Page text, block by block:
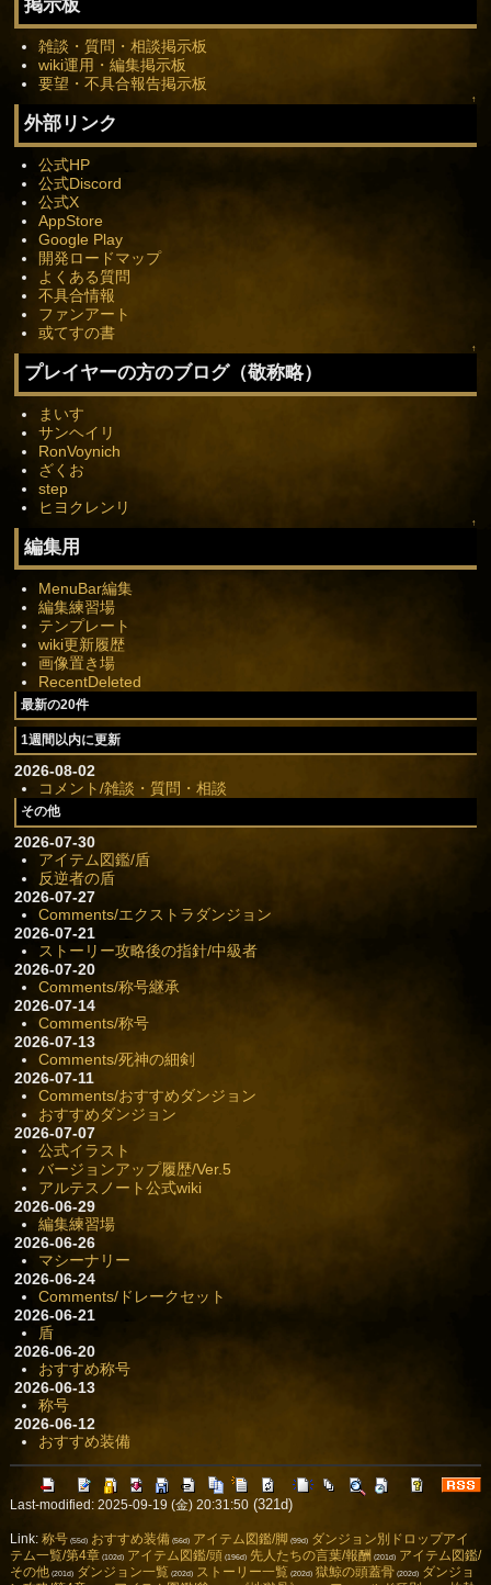
掲示板
雑談・質問・相談掲示板
wiki運用・編集掲示板
要望・不具合報告掲示板
↑
外部リンク
公式HP
公式Discord
公式X
AppStore
Google Play
開発ロードマップ
よくある質問
不具合情報
ファンアート
或てすの書
↑
プレイヤーの方のブログ（敬称略）
まいす
サンヘイリ
RonVoynich
ざくお
step
ヒヨクレンリ
↑
編集用
MenuBar編集
編集練習場
テンプレート
wiki更新履歴
画像置き場
RecentDeleted
最新の20件
1週間以内に更新
2026-08-02
コメント/雑談・質問・相談
その他
2026-07-30
アイテム図鑑/盾
反逆者の盾
2026-07-27
Comments/エクストラダンジョン
2026-07-21
ストーリー攻略後の指針/中級者
2026-07-20
Comments/称号継承
2026-07-14
Comments/称号
2026-07-13
Comments/死神の細剣
2026-07-11
Comments/おすすめダンジョン
おすすめダンジョン
2026-07-07
公式イラスト
バージョンアップ履歴/Ver.5
アルテスノート公式wiki
2026-06-29
編集練習場
2026-06-26
マシーナリー
2026-06-24
Comments/ドレークセット
2026-06-21
盾
2026-06-20
おすすめ称号
2026-06-13
称号
2026-06-12
おすすめ装備
Last-modified: 2025-09-19 (金) 20:31:50(321d)
Link: 称号(55d) おすすめ装備(56d) アイテム図鑑/脚 (99d) ダンジョン別ドロップアイ
テム一覧/第4章 (102d) アイテム図鑑/頭 (196d) 先人たちの言葉/報酬 (201d) アイテム図鑑/
その他(201d) ダンジョン一覧 (202d) ストーリー一覧 (202d) 獄鯨の頭蓋骨(202d) ダンジョ